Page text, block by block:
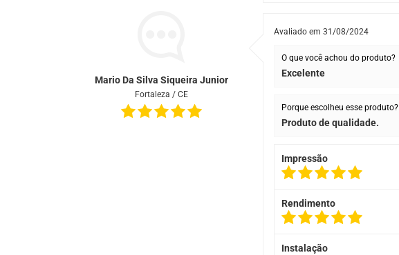
Mario Da Silva Siqueira Junior
Fortaleza / CE
Avaliado em 31/08/2024
O que você achou do produto?
Excelente
Porque escolheu esse produto?
Produto de qualidade.
Impressão
Rendimento
Instalação